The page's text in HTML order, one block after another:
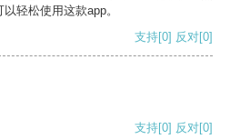
轻松使用这款app。
支持[0] 反对[0]
支持[0] 反对[0]